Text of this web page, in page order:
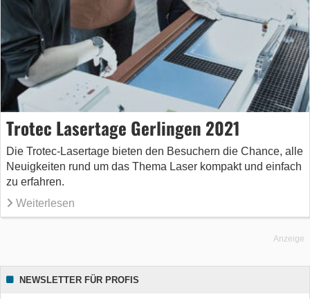
Trotec Lasertage Gerlingen 2021
Die Trotec-Lasertage bieten den Besuchern die Chance, alle
Neuigkeiten rund um das Thema Laser kompakt und einfach
zu erfahren.
Weiterlesen
Anzeige
NEWSLETTER FÜR PROFIS